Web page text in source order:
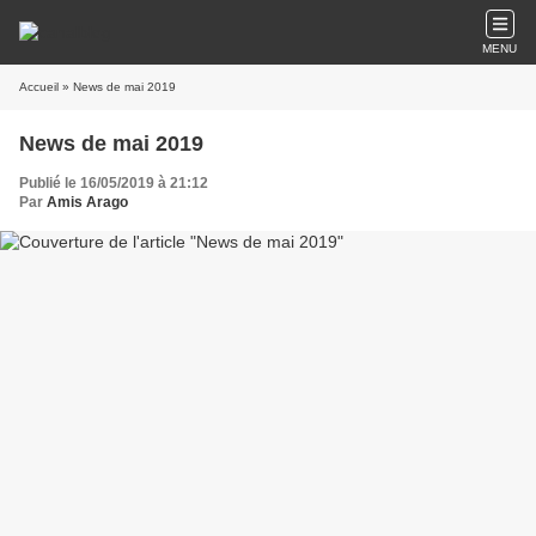
MENU
Accueil » News de mai 2019
News de mai 2019
Publié le 16/05/2019 à 21:12
Par Amis Arago